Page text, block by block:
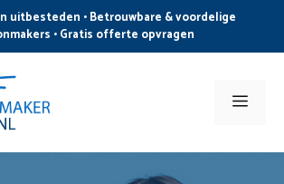
uitbesteden • Betrouwbare & voordelige
• Gratis offerte opvragen
Menu